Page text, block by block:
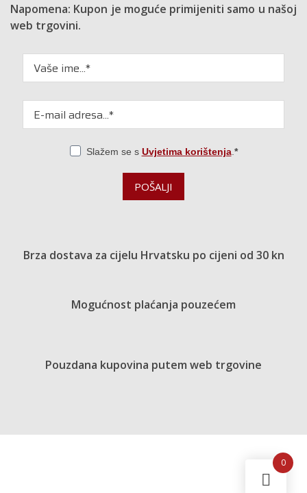
Napomena: Kupon je moguće primijeniti samo u našoj
web trgovini.
Slažem se s Uvjetima korištenja.
POŠALJI
Brza dostava za cijelu Hrvatsku po cijeni od 30 kn
Mogućnost plaćanja pouzećem
Pouzdana kupovina putem web trgovine
0